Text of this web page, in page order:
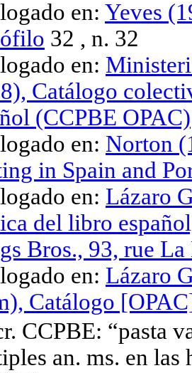
en: Yeves
32 , n. 32
en:
Catálogo
(CCPBE OPAC)
en: Norton
in Spain and
en: Lázaro
del libro
Bros., 93, rue
en: Lázaro
Catálogo
CCPBE: “pasta
an. ms. en las